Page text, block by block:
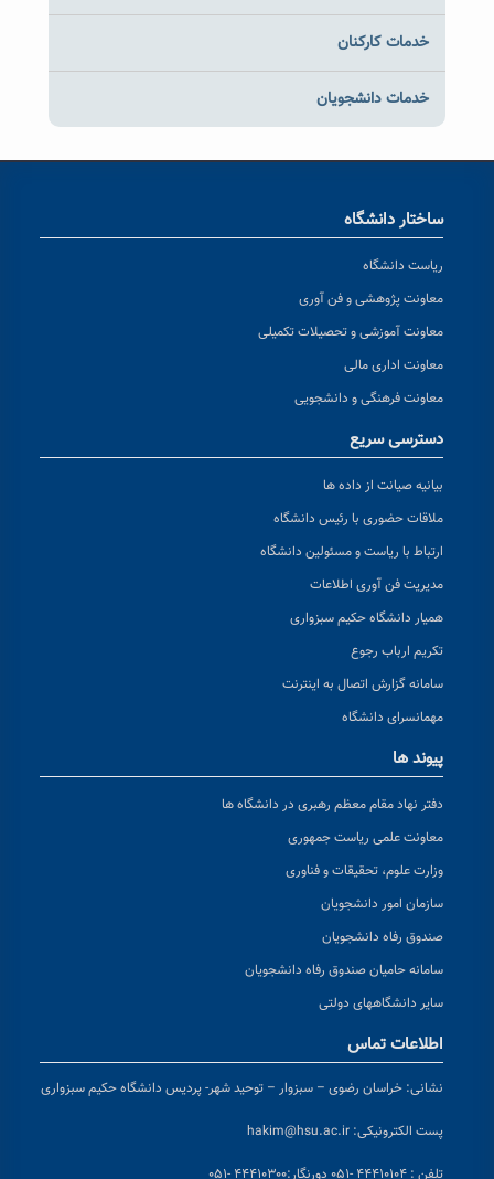
خدمات کارکنان
خدمات دانشجویان
ساختار دانشگاه
ریاست دانشگاه
معاونت پژوهشی و فن آوری
معاونت آموزشی و تحصیلات تکمیلی
معاونت اداری مالی
معاونت فرهنگی و دانشجویی
دسترسی سریع
بیانیه صیانت از داده ها
ملاقات حضوری با رئیس دانشگاه
ارتباط با ریاست و مسئولین دانشگاه
مدیریت فن آوری اطلاعات
همیار دانشگاه حکیم سبزواری
تکریم ارباب رجوع
سامانه گزارش اتصال به اینترنت
مهمانسرای دانشگاه
پیوند ها
دفتر نهاد مقام معظم رهبری در دانشگاه ها
معاونت علمی ریاست جمهوری
وزارت علوم، تحقیقات و فناوری
سازمان امور دانشجویان
صندوق رفاه دانشجویان
سامانه حامیان صندوق رفاه دانشجویان
سایر دانشگاههای دولتی
اطلاعات تماس
نشانی: خراسان رضوی – سبزوار – توحید شهر- پردیس دانشگاه حکیم سبزواری
پست الکترونیکی: hakim@hsu.ac.ir
تلفن : ۴۴۴۱۰۱۰۴ -۰۵۱ دورنگار:۴۴۴۱۰۳۰۰ -۰۵۱